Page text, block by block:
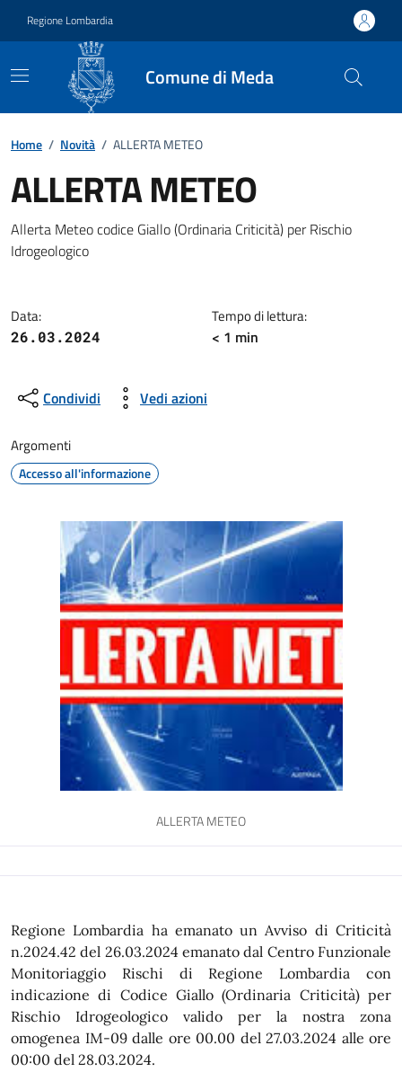
Regione Lombardia
Comune di Meda
Home / Novità / ALLERTA METEO
ALLERTA METEO
Dettagli della notizia
Allerta Meteo codice Giallo (Ordinaria Criticità) per Rischio
Idrogeologico
Data:
26.03.2024
Tempo di lettura:
< 1 min
Condividi Vedi azioni
Argomenti
Accesso all'informazione
ALLERTA METEO
Regione Lombardia ha emanato un Avviso di Criticità
n.2024.42 del 26.03.2024 emanato dal Centro Funzionale
Monitoriaggio Rischi di Regione Lombardia con
indicazione di Codice Giallo (Ordinaria Criticità) per
Rischio Idrogeologico valido per la nostra zona
omogenea IM-09 dalle ore 00.00 del 27.03.2024 alle ore
00:00 del 28.03.2024.